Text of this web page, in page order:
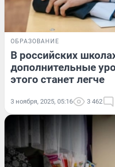
ОБРАЗОВАНИЕ
В российских
дополнительные
этого станет легче
3 ноября, 2025, 05:16 3 462